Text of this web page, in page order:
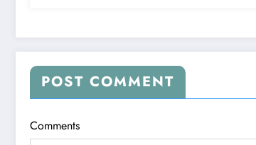
POST COMMENT
Comments